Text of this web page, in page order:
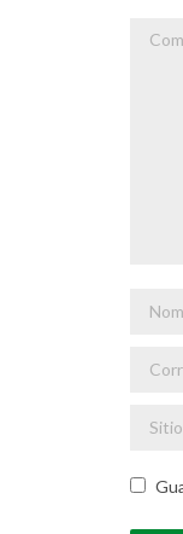
Sitio